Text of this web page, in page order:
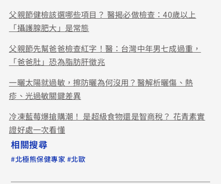
父親節健檢該選哪些項目？ 醫揭必做檢查：40歲以上
「攝護腺肥大」是常態
父親節先幫爸爸檢查紅字！醫：台灣中年男七成過重，
「爸爸肚」恐為脂肪肝徵兆
一曬太陽就過敏，擦防曬為何沒用？醫解析曬傷、熱
疹、光過敏關鍵差異
冷凍藍莓爆搶購潮！ 是超級食物還是智商稅？ 花青素實
證好處一次看懂
相關搜尋
#北極熊保健專家 #北歐